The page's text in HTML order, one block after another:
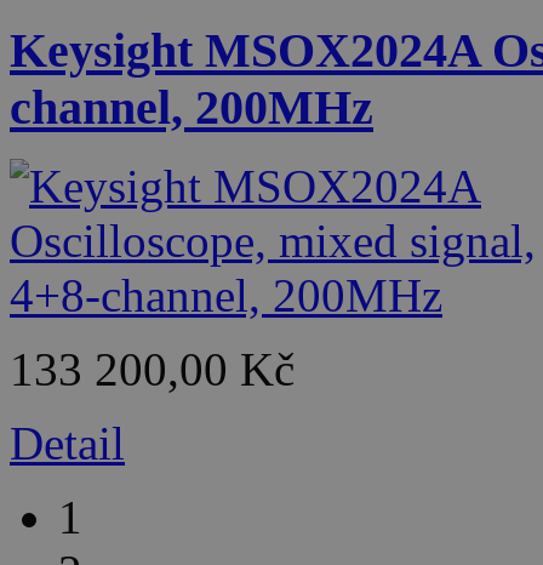
Keysight MSOX2024A
channel, 200MHz
133 200,00 Kč
Detail
1